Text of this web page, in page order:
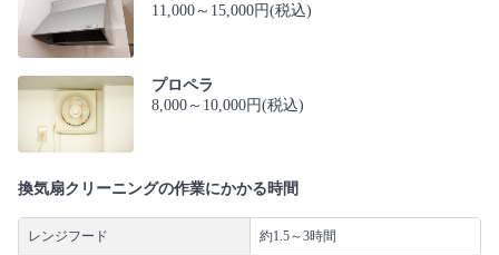
11,000～15,000円(税込)
プロペラ
8,000～10,000円(税込)
換気扇クリーニングの作業にかかる時間
レンジフード 約1.5～3時間